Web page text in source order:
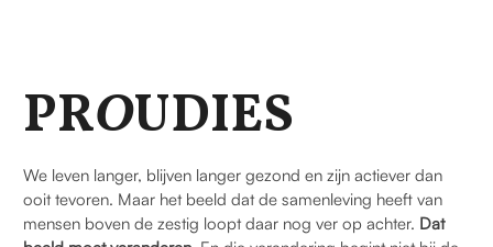
PROUDIES
We leven langer, blijven langer gezond en zijn actiever dan
ooit tevoren. Maar het beeld dat de samenleving heeft van
mensen boven de zestig loopt daar nog ver op achter. Dat